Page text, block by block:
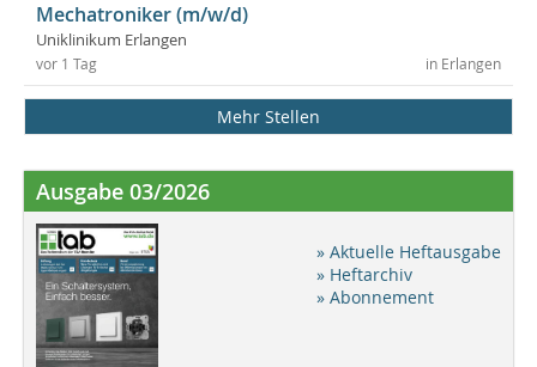
Mechatroniker (m/w/d)
Uniklinikum Erlangen
in Erlangen
vor 1 Tag
Mehr Stellen
Ausgabe 03/2026
» Aktuelle Heftausgabe
» Heftarchiv
» Abonnement